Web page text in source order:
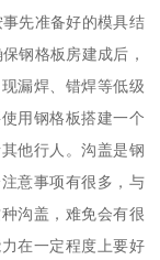
先准备好的模具结
钢格板房建成后，
漏焊、错焊等低级
用钢格板搭建一个
他行人。沟盖是钢
意事项有很多，与
沟盖，难免会有很
在一定程度上要好